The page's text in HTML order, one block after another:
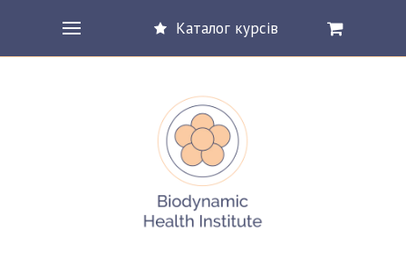
Каталог курсів